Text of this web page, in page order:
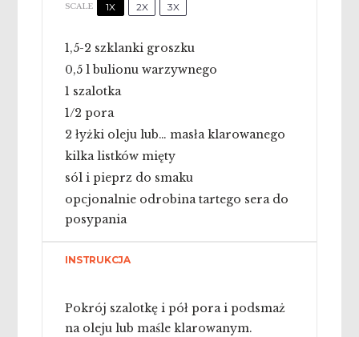
SCALE 1X 2X 3X
1,5-2 szklanki groszku
0,5 l bulionu warzywnego
1 szalotka
1/2 pora
2 łyżki oleju lub… masła klarowanego
kilka listków mięty
sól i pieprz do smaku
opcjonalnie odrobina tartego sera do
posypania
INSTRUKCJA
Pokrój szalotkę i pół pora i podsmaż
na oleju lub maśle klarowanym.